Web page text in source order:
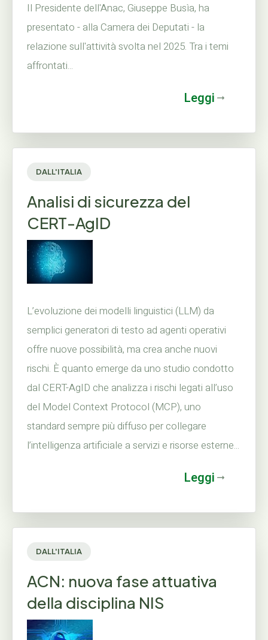
Il Presidente dell'Anac, Giuseppe Busìa, ha
presentato - alla Camera dei Deputati - la
relazione sull'attività svolta nel 2025. Tra i temi
affrontati...
Leggi
DALL'ITALIA
Analisi di sicurezza del
CERT-AgID
L’evoluzione dei modelli linguistici (LLM) da
semplici generatori di testo ad agenti operativi
offre nuove possibilità, ma crea anche nuovi
rischi. È quanto emerge da uno studio condotto
dal CERT-AgID che analizza i rischi legati all’uso
del Model Context Protocol (MCP), uno
standard sempre più diffuso per collegare
l’intelligenza artificiale a servizi e risorse esterne...
Leggi
DALL'ITALIA
ACN: nuova fase attuativa
della disciplina NIS